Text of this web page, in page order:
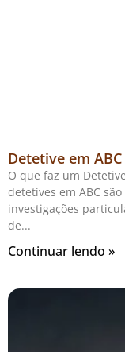
Detetive em ABC
O que faz um
detetives em ABC
investigações
de
Continuar lendo »